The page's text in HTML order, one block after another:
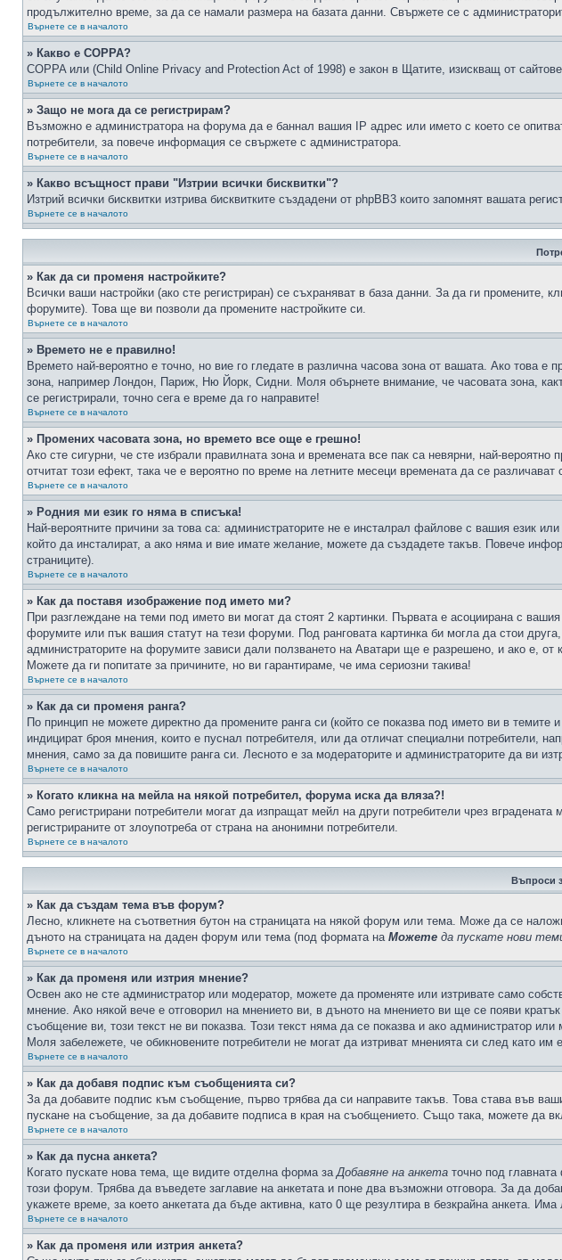
продължително време, за да се намали размера на базата данни. Свържете се с
Върнете се в началото
» Какво е COPPA?
COPPA или (Child Online Privacy and Protection Act of 1998) е закон в Щатите, изискващ от
Върнете се в началото
» Защо не мога да се регистрирам?
Възможно е администратора на форума да е баннал вашия IP адрес или името с което се
потребители, за повече информация се свържете с администратора.
Върнете се в началото
» Какво всъщност прави "Изтрии всички бисквитки"?
Изтрий всички бисквитки изтрива бисквитките създадени от phpBB3 които запомнят вашата
Върнете се в началото
» Как да си променя настройките?
Всички ваши настройки (ако сте регистриран) се съхраняват в база данни. За да ги промените,
форумите). Това ще ви позволи да промените настройките си.
Върнете се в началото
» Времето не е правилно!
Времето най-вероятно е точно, но вие го гледате в различна часова зона от вашата. Ако това
зона, например Лондон, Париж, Ню Йорк, Сидни. Моля обърнете внимание, че часовата зона,
се регистрирали, точно сега е време да го направите!
Върнете се в началото
» Промених часовата зона, но времето все още е грешно!
Ако сте сигурни, че сте избрали правилната зона и времената все пак са невярни, най-
отчитат този ефект, така че е вероятно по време на летните месеци времената да се
Върнете се в началото
» Родния ми език го няма в списъка!
Най-вероятните причини за това са: администраторите не е инсталрал файлове с вашия език
който да инсталират, а ако няма и вие имате желание, можете да създадете такъв. Повече
страниците).
Върнете се в началото
» Как да поставя изображение под името ми?
При разглеждане на теми под името ви могат да стоят 2 картинки. Първата е асоциирана с
форумите или пък вашия статут на тези форуми. Под ранговата картинка би могла да стои
администраторите на форумите зависи дали ползването на Аватари ще е разрешено, и ако е,
Можете да ги попитате за причините, но ви гарантираме, че има сериозни такива!
Върнете се в началото
» Как да си променя ранга?
По принцип не можете директно да промените ранга си (който се показва под името ви в
индицират броя мнения, които е пуснал потребителя, или да отличат специални потребители,
мнения, само за да повишите ранга си. Лесното е за модераторите и администраторите да ви
Върнете се в началото
» Когато кликна на мейла на някой потребител, форума иска да вляза?!
Само регистрирани потребители могат да изпращат мейл на други потребители чрез
регистрираните от злоупотреба от страна на анонимни потребители.
Върнете се в началото
Въпроси
» Как да създам тема във форум?
Лесно, кликнете на съответния бутон на страницата на някой форум или тема. Може да се
дъното на страницата на даден форум или тема (под формата на Можете да пускате нови
Върнете се в началото
» Как да променя или изтрия мнение?
Освен ако не сте администратор или модератор, можете да променяте или изтривате само
мнение. Ако някой вече е отговорил на мнението ви, в дъното на мнението ви ще се появи
съобщение ви, този текст не ви показва. Този текст няма да се показва и ако администратор
Моля забележете, че обикновените потребители не могат да изтриват мненията си след като им
Върнете се в началото
» Как да добавя подпис към съобщенията си?
За да добавите подпис към съобщение, първо трябва да си направите такъв. Това става във
пускане на съобщение, за да добавите подписа в края на съобщението. Също така, можете да
Върнете се в началото
» Как да пусна анкета?
Когато пускате нова тема, ще видите отделна форма заДобавяне на анкета точно под
този форум. Трябва да въведете заглавие на анкетата и поне два възможни отговора. За да
укажете време, за което анкетата да бъде активна, като 0 ще резултира в безкрайна анкета.
Върнете се в началото
» Как да променя или изтрия анкета?